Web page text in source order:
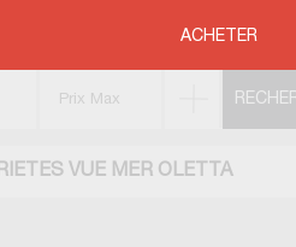
ACHETER
VUE MER OLETTA